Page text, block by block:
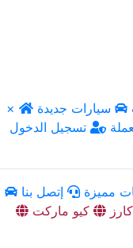
×
سيارات جديدة
تسجيل الدخول
مميزة
إتصل بنا
كيو ماركت